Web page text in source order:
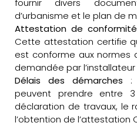
fournir divers
d’urbanisme et le plan de
Attestation de
Cette attestation certifie
est conforme aux normes
demandée par
Délais des démarches :
peuvent prendre entre
déclaration de travaux, le
l’obtention de l’attestation